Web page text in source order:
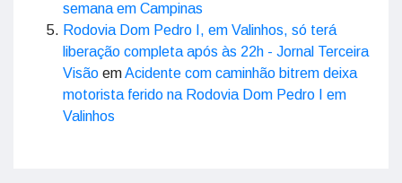
semana em Campinas
Rodovia Dom Pedro I, em Valinhos, só terá
liberação completa após às 22h - Jornal Terceira
Visão emAcidente com caminhão bitrem deixa
motorista ferido na Rodovia Dom Pedro I em
Valinhos